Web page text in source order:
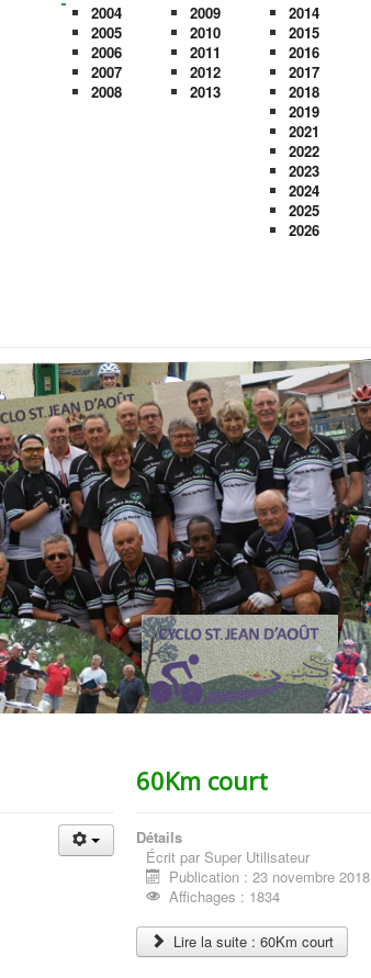
2004
2005
2006
2007
2008
2009
2010
2011
2012
2013
2014
2015
2016
2017
2018
2019
2021
2022
2023
2024
2025
2026
60Km court
Détails
Écrit par Super Utilisateur
Publication : 23 novembre 2018
Affichages : 1834
Lire la suite : 60Km court